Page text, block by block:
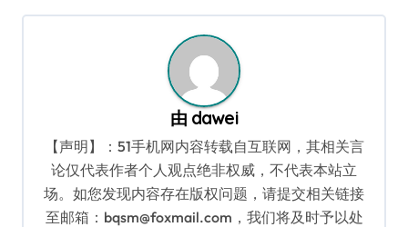
导
由 dawei
【声明】：51手机网内容转载自互联网，其相关言
论仅代表作者个人观点绝非权威，不代表本站立
场。如您发现内容存在版权问题，请提交相关链接
至邮箱：bqsm@foxmail.com，我们将及时予以处